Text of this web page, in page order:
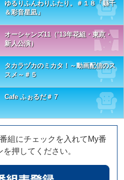
ゆるりふんわりふたり。＃１８「縣千
＆彩音星凪」
オーシャンズ11（’13年花組・東京・
新人公演）
タカラヅカのミカタ！～動画配信のス
スメ～＃５
Cafe ふぉるだ＃７
組にチェックを入れてMy番
押してください。